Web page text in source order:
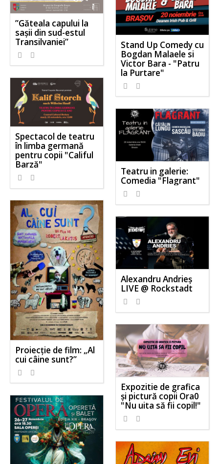
”Găteala capului la
sașii din sud-estul
Transilvaniei”
Stand Up Comedy cu
Bogdan Malaele si
Victor Bara - "Patru
la Purtare"
Spectacol de teatru
în limba germană
pentru copii "Califul
Barză"
Teatru in galerie:
Comedia "Flagrant"
Proiecție de film: „Al
cui câine sunt?”
Alexandru Andrieș
LIVE @ Rockstadt
Expozitie de grafica
și pictură copii Ora0
"Nu uita să fii copil!"